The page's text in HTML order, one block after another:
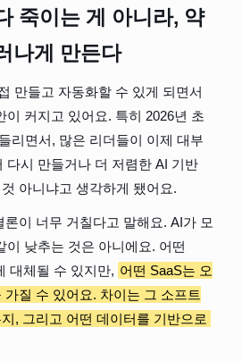
죽이는 게 아니라, 약
나게 만든다
만들고 자동화할 수 있게 되면서
이 커지고 있어요. 특히 2026년 초
리면서, 많은 리더들이 이제 대부
다시 만들거나 더 저렴한 AI 기반
아니냐고 생각하게 됐어요.
이 너무 거칠다고 말해요. AI가 모
이 낮추는 것은 아니에요. 어떤
대체될 수 있지만, 어떤 SaaS는 오
질 수 있어요. 차이는 그 소프트
, 그리고 어떤 데이터를 기반으로